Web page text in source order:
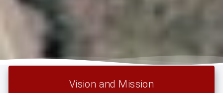
Vision and Mission